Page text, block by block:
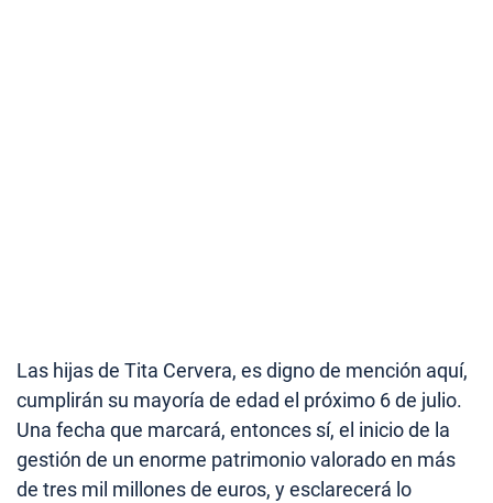
Las hijas de Tita Cervera, es digno de mención aquí,
cumplirán su mayoría de edad el próximo 6 de julio.
Una fecha que marcará, entonces sí, el inicio de la
gestión de un enorme patrimonio valorado en más
de tres mil millones de euros, y esclarecerá lo